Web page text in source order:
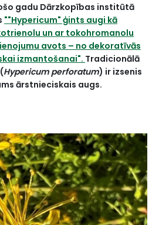
gadu Dārzkopības institūtā
""Hypericum" ģints augi kā
un ar tokohromanolu
avots – no dekoratīvās
izmantošanai". Tradicionālā
Hypericum perforatum) ir izsenis
ārstnieciskais augs.